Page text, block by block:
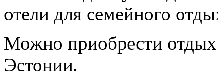
отели для семейного
Можно приобрести
Эстонии.